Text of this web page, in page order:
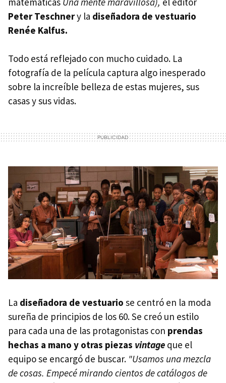
Peter Teschnery la diseñadora de vestuario
Renée Kalfus.
Todo está reflejado con mucho cuidado. La
fotografía de la película captura algo inesperado
sobre la increíble belleza de estas mujeres, sus
casas y sus vidas.
La diseñadora de vestuario se centró en la moda
sureña de principios de los 60. Se creó un estilo
para cada una de las protagonistas con prendas
hechas a mano y otras piezas vintage que el
equipo se encargó de buscar. "Usamos una mezcla
de cosas. Empecé mirando cientos de catálogos de